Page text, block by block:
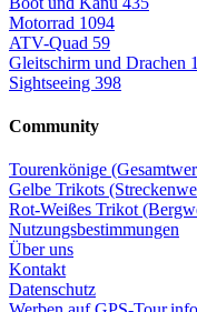
Motorrad 1094
ATV-Quad 59
Gleitschirm und Drachen
Sightseeing 398
Community
Tourenkönige
Gelbe Trikots
Rot-Weißes Trikot
Nutzungsbestimmungen
Über uns
Kontakt
Datenschutz